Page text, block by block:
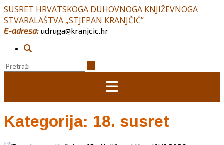
Skip
to
content
SUSRET HRVATSKOGA DUHOVNOGA KNJIŽEVNOGA
STVARALAŠTVA „STJEPAN KRANJČIĆ”
E-adresa: udruga@kranjcic.hr
Kategorija: 18. susret